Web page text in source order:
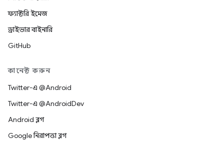
ফ্যাক্টরি ইমেজ
ড্রাইভার বাইনারি
GitHub
কানেক্ট করুন
Twitter-এ @Android
Twitter-এ @AndroidDev
Android ব্লগ
Google নিরাপত্তা ব্লগ